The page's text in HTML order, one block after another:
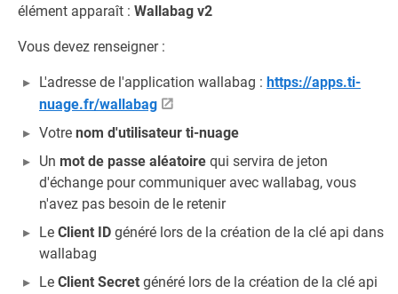
élément apparaît : Wallabag v2
Vous devez renseigner :
L'adresse de l'application wallabag : https://apps.ti-
nuage.fr/wallabag
Votre nom d'utilisateur ti-nuage
Un mot de passe aléatoire qui servira de jeton
d'échange pour communiquer avec wallabag, vous
n'avez pas besoin de le retenir
Le Client ID généré lors de la création de la clé api dans
wallabag
Le Client Secret généré lors de la création de la clé api